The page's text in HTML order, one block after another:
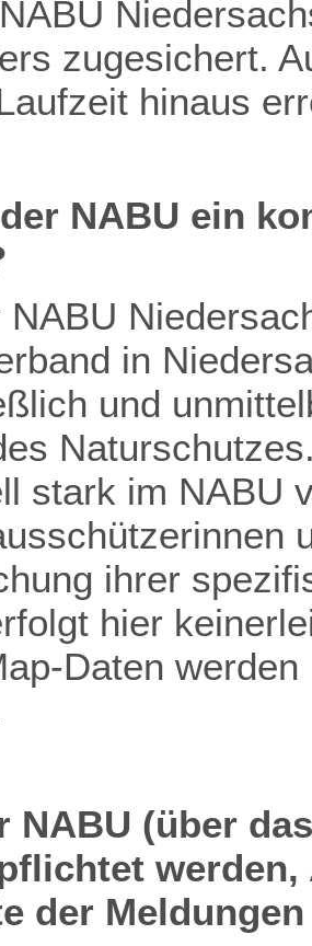
zugesichert.
hinaus
NABU ein
NABU
in
und
stark im NABU
ihrer
hier
Daten
NABU (über
der